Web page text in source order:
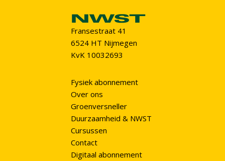
Fransestraat 41
6524 HT Nijmegen
KvK 10032693
Fysiek abonnement
Over ons
Groenversneller
Duurzaamheid & NWST
Cursussen
Contact
Digitaal abonnement